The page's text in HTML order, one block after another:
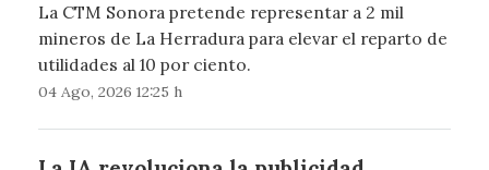
La CTM Sonora pretende representar a 2 mil
mineros de La Herradura para elevar el reparto de
utilidades al 10 por ciento.
04 Ago, 2026 12:25 h